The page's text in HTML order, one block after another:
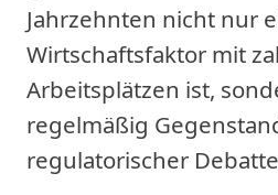
Jahrzehnten nicht nur
Wirtschaftsfaktor mit
Arbeitsplätzen ist,
regelmäßig
regulatorischer